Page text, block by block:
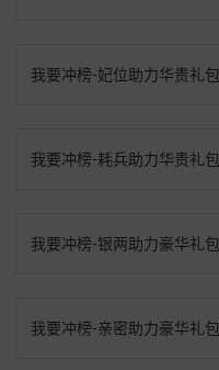
我要冲榜-妃位助力华贵礼包
我要冲榜-耗兵助力华贵礼包
我要冲榜-银两助力豪华礼包
我要冲榜-亲密助力豪华礼包